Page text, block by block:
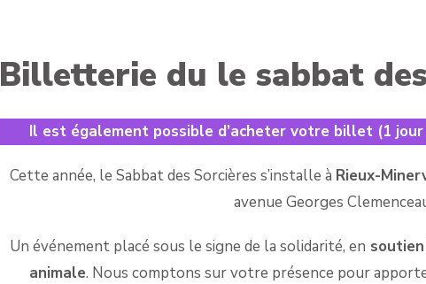
Billetterie du le sabbat
Il est également possible d’acheter votre billet (1
Cette année, le Sabbat des Sorcières s’installe à Rieux-
avenue Georges
Un événement placé sous le signe de la solidarité, en
animale. Nous comptons sur votre présence pour